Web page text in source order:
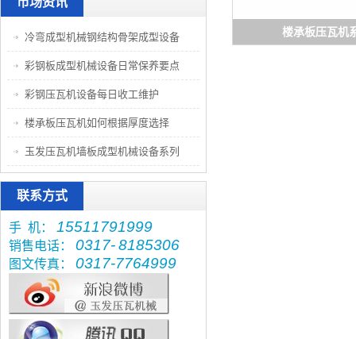
楼承板压瓦机
冷弯成型机械钢结构骨架成型设备
彩钢板成型机械设备日常保养要点
彩钢压瓦机设备每日收工维护
楼承板压瓦机如何根据厚度选择
玉发压瓦机墙板成型机械设备系列
联系方式
手 机： 15511791999
销售电话： 0317-8185306
图文传真： 0317-7764999